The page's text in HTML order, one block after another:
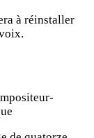
à réinstaller